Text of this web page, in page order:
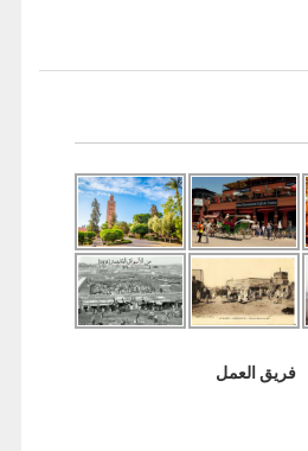
فريق العمل